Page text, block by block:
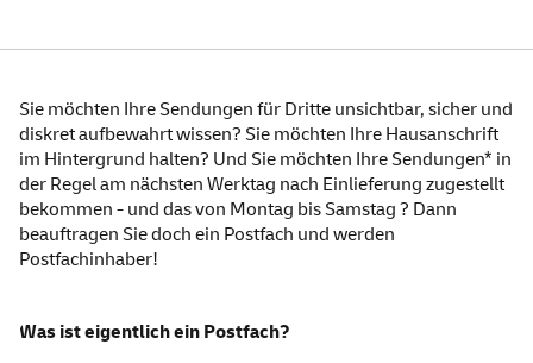
Postfach - hier empfangen
Sie möchten Ihre Sendungen für Dritte unsichtbar, sicher und
diskret aufbewahrt wissen? Sie möchten Ihre Hausanschrift
im Hintergrund halten? Und Sie möchten Ihre Sendungen* in
der Regel am nächsten Werktag nach Einlieferung zugestellt
bekommen - und das von Montag bis Samstag ? Dann
beauftragen Sie doch ein Postfach und werden
Postfachinhaber!
Was ist eigentlich ein Postfach?